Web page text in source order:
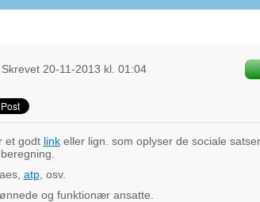
Skrevet 20-11-2013 kl. 01:04
et godt linkeller lign. som oplyser de sociale
atp, osv.
og funktionær ansatte.